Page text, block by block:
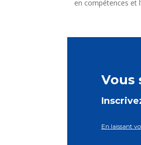
en compétences et
Vous
En laissant